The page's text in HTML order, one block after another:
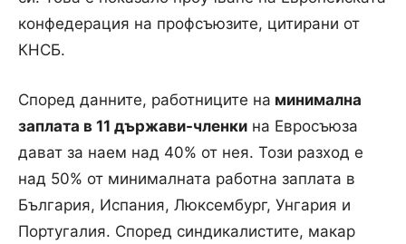
конфедерация на профсъюзите, цитирани от
КНСБ.
Според данните, работниците на минимална
заплата в 11 държави-членки на Евросъюза
дават за наем над 40% от нея. Този разход е
над 50% от минималната работна заплата в
България, Испания, Люксембург, Унгария и
Португалия. Според синдикалистите, макар